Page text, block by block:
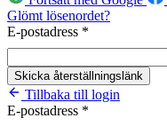
Glömt lösenordet?
E-postadress *
Skicka återställningslänk
Tillbaka till login
E-postadress *